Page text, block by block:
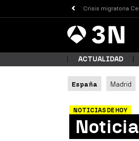
Crisis migratoria
Antena
3 Noticias
ACTUALIDAD
España Madrid
NOTICIAS DE HOY